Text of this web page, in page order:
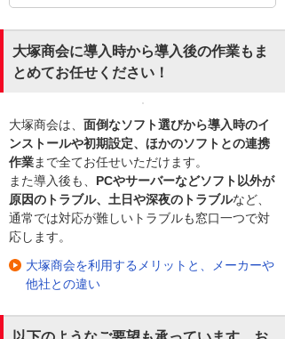
大塚商会に導入時から導入後の作業もま
とめてお任せください！
大塚商会は、 面倒なソフト選びから導入時のイ
ンストールや初期設定、ほかのソフトとの連携
作業まで全てお任せいただけます。
また導入後も、 PCやサーバーなどソフト以外が
原因のトラブル、土日や深夜のトラブルなど、
通常では対応が難しいトラブルも窓口一つで対
応します。
大塚商会を利用するメリットと、メーカーや
他社との違い